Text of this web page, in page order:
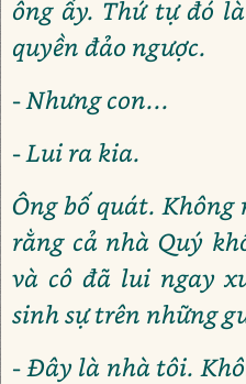
ông ấy. Thứ tự đó
quyền đảo ngược.
- Nhưng con...
- Lui ra kia.
Ông bố quát.
rằng cả nhà Quý
và cô đã lui ngay
sinh sự trên những
- Đây là nhà tôi.